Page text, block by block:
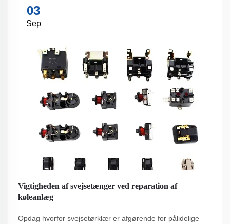
03
Sep
Vigtigheden af svejsetænger ved reparation af
køleanlæg
Opdag hvorfor svejsetørklær er afgørende for pålidelige